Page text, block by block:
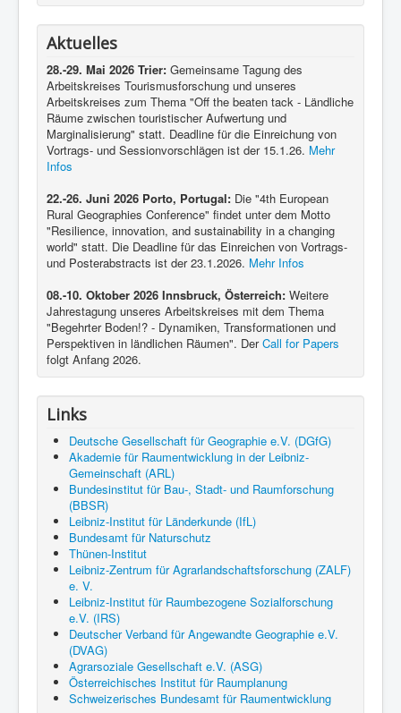
Aktuelles
28.-29. Mai 2026 Trier: Gemeinsame Tagung des
Arbeitskreises Tourismusforschung und unseres
Arbeitskreises zum Thema "Off the beaten tack - Ländliche
Räume zwischen touristischer Aufwertung und
Marginalisierung" statt. Deadline für die Einreichung von
Vortrags- und Sessionvorschlägen ist der 15.1.26. Mehr
Infos
22.-26. Juni 2026 Porto, Portugal: Die "4th European
Rural Geographies Conference" findet unter dem Motto
"Resilience, innovation, and sustainability in a changing
world" statt. Die Deadline für das Einreichen von Vortrags-
und Posterabstracts ist der 23.1.2026. Mehr Infos
08.-10. Oktober 2026 Innsbruck, Österreich: Weitere
Jahrestagung unseres Arbeitskreises mit dem Thema
"Begehrter Boden!? - Dynamiken, Transformationen und
Perspektiven in ländlichen Räumen". DerCall for Papers
folgt Anfang 2026.
Links
Deutsche Gesellschaft für Geographie e.V. (DGfG)
Akademie für Raumentwicklung in der Leibniz-
Gemeinschaft (ARL)
Bundesinstitut für Bau-, Stadt- und Raumforschung
(BBSR)
Leibniz-Institut für Länderkunde (IfL)
Bundesamt für Naturschutz
Thünen-Institut
Leibniz-Zentrum für Agrarlandschaftsforschung (ZALF)
e. V.
Leibniz-Institut für Raumbezogene Sozialforschung
e.V. (IRS)
Deutscher Verband für Angewandte Geographie e.V.
(DVAG)
Agrarsoziale Gesellschaft e.V. (ASG)
Österreichisches Institut für Raumplanung
Schweizerisches Bundesamt für Raumentwicklung